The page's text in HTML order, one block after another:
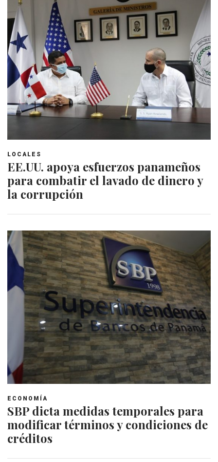
LOCALES
EE.UU. apoya esfuerzos panameños
para combatir el lavado de dinero y
la corrupción
ECONOMÍA
SBP dicta medidas temporales para
modificar términos y condiciones de
créditos